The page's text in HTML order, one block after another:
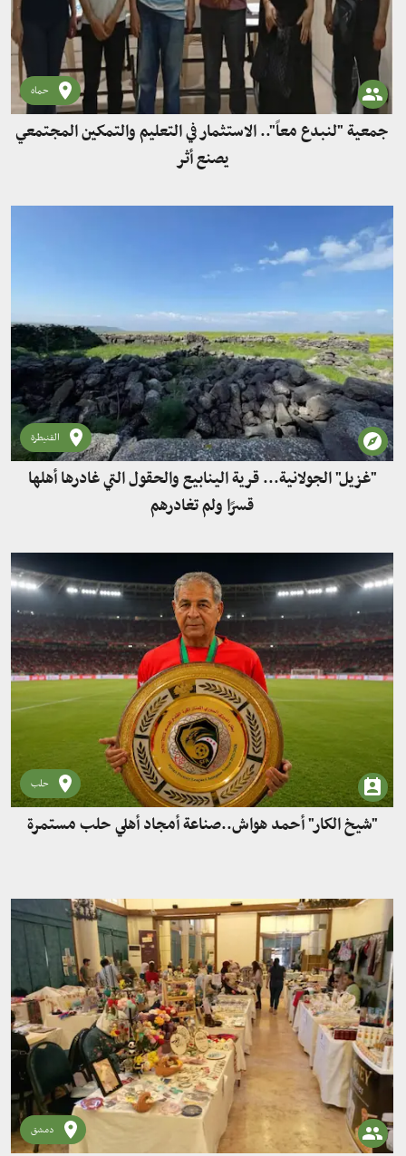
حماه
جمعية "لنبدع معاً".. الاستثمار في التعليم والتمكين المجتمعي
يصنع أثر
القنيطرة
"غزيل" الجولانية... قرية الينابيع والحقول التي غادرها أهلها
قسرًا ولم تغادرهم
حلب
"شيخ الكار" أحمد هواش..صناعة أمجاد أهلي حلب مستمرة
دمشق